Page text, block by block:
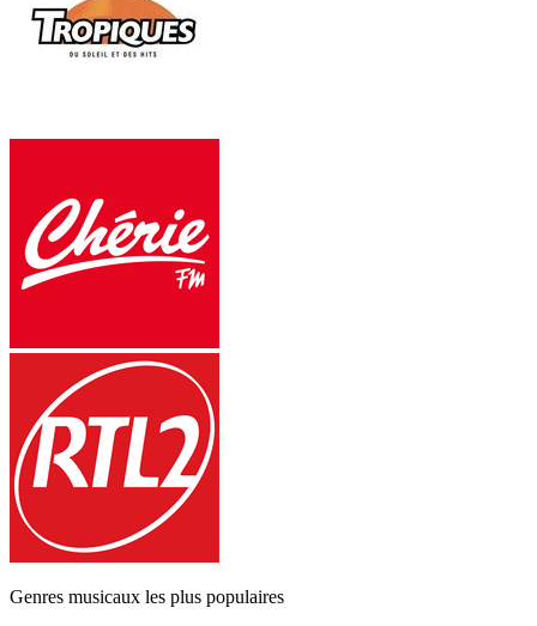
Genres musicaux les plus populaires